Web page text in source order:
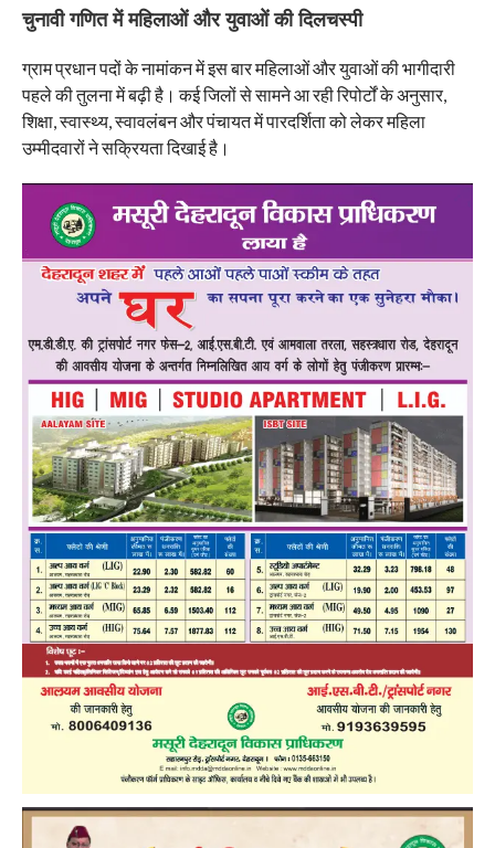
चुनावी गणित में महिलाओं और युवाओं की दिलचस्पी
ग्राम प्रधान पदों के नामांकन में इस बार महिलाओं और युवाओं की भागीदारी
पहले की तुलना में बढ़ी है। कई जिलों से सामने आ रही रिपोर्टों के अनुसार,
शिक्षा, स्वास्थ्य, स्वावलंबन और पंचायत में पारदर्शिता को लेकर महिला
उम्मीदवारों ने सक्रियता दिखाई है।